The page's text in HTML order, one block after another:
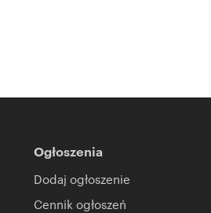
Ogłoszenia
Dodaj ogłoszenie
Cennik ogłoszeń